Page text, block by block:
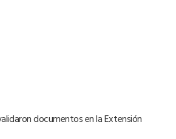
documentos en la Extensión